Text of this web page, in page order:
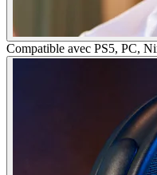
Compatible avec PS5, PC,